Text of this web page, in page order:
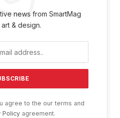
news from SmartMag
& design.
agree to the our terms and
Policyagreement.